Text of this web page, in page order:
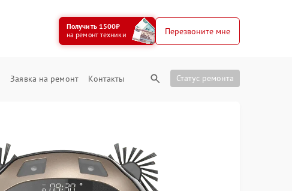
Получить 1500₽
на ремонт техники
Перезвоните мне
Заявка на ремонт Контакты Статус ремонта